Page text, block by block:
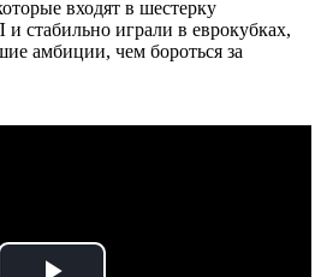
входят в шестерку
стабильно играли в еврокубках,
амбиции, чем бороться за